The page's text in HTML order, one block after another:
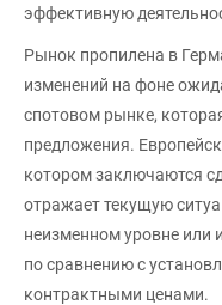
эффективную
Рынок пропилена в
изменений на фоне
спотовом рынке,
предложения.
котором заключаются
отражает текущую
неизменном уровне или
по сравнению с
контрактными ценами.